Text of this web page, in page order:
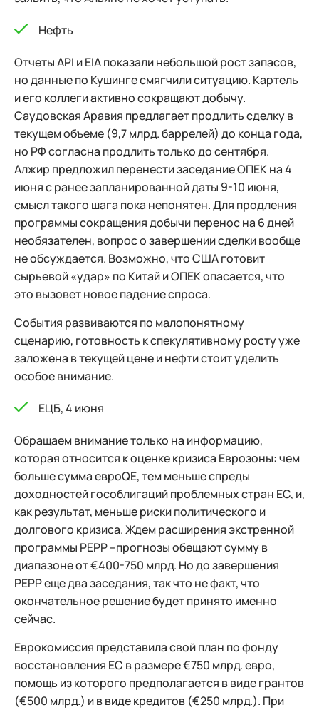
Нефть
Отчеты API и EIA показали небольшой рост запасов,
но данные по Кушинге смягчили ситуацию. Картель
и его коллеги активно сокращают добычу.
Саудовская Аравия предлагает продлить сделку в
текущем объеме (9,7 млрд. баррелей) до конца года,
но РФ согласна продлить только до сентября.
Алжир предложил перенести заседание ОПЕК на 4
июня с ранее запланированной даты 9-10 июня,
смысл такого шага пока непонятен. Для продления
программы сокращения добычи перенос на 6 дней
необязателен, вопрос о завершении сделки вообще
не обсуждается. Возможно, что США готовит
сырьевой «удар» по Китай и ОПЕК опасается, что
это вызовет новое падение спроса.
События развиваются по малопонятному
сценарию, готовность к спекулятивному росту уже
заложена в текущей цене и нефти стоит уделить
особое внимание.
ЕЦБ, 4 июня
Обращаем внимание только на информацию,
которая относится к оценке кризиса Еврозоны: чем
больше сумма евроQE, тем меньше спреды
доходностей гособлигаций проблемных стран ЕС, и,
как результат, меньше риски политического и
долгового кризиса. Ждем расширения экстренной
программы PEPP –прогнозы обещают сумму в
диапазоне от €400-750 млрд. Но до завершения
PEPP еще два заседания, так что не факт, что
окончательное решение будет принято именно
сейчас.
Еврокомиссия представила свой план по фонду
восстановления ЕС в размере €750 млрд. евро,
помощь из которого предполагается в виде грантов
(€500 млрд.) и в виде кредитов (€250 млрд.). При